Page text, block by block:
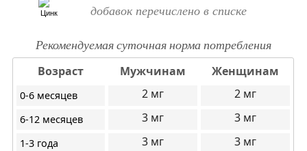
добавок перечислено в списке
Рекомендуемая суточная норма потребления
Возраст Мужчинам Женщинам
0-6 месяцев 2 2
6-12 месяцев 3 3
1-3 года 3 3